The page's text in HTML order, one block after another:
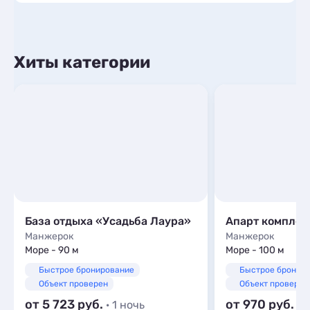
Хиты категории
База отдыха «Усадьба Лаура»
Манжерок
Море - 90 м
Быстрое бронирование
Объект проверен
от 5 723 · 1 ночь
Апарт
Манжерок
Море - 100 м
Быстрое
Объект проверен
от 970